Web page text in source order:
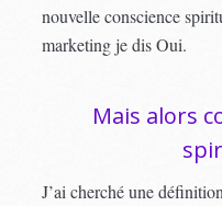
nouvelle conscience
marketing je dis Oui.
Mais alors
J’ai cherché une